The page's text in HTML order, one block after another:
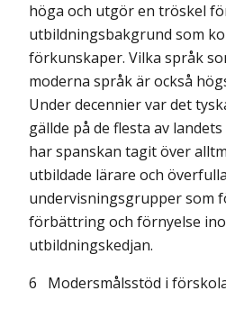
höga och utgör en tröskel
utbildningsbakgrund som
förkunskaper. Vilka språk
moderna språk är också
Under decennier var det
gällde på de flesta av
har spanskan tagit över
utbildade lärare och överfulla
undervisningsgrupper som
förbättring och förnyelse
utbildningskedjan.
6 Modersmålsstöd i